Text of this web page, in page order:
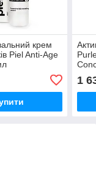
крем
Piel Anti-Age
1